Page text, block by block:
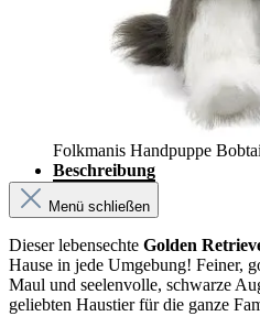
Folkmanis Handpuppe
Beschreibung
Menü schließen
Dieser lebensechte Golden
Hause in jede Umgebung! Feiner,
Maul und seelenvolle, schwarze
geliebten Haustier für die ganze